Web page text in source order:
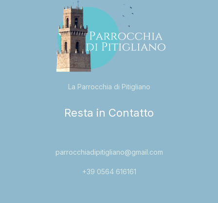
La Parrocchia di Pitigliano
Resta in Contatto
parrocchiadipitigliano@gmail.com
+39 0564 616161